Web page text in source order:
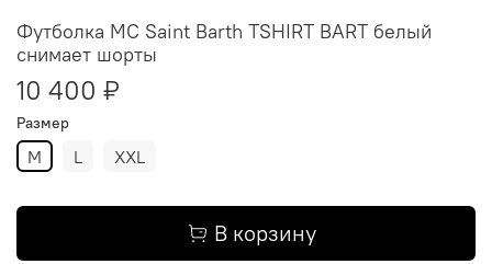
Футболка MC Saint Barth TSHIRT BART белый
снимает шорты
10 400 ₽
Размер
M L XXL
В корзину